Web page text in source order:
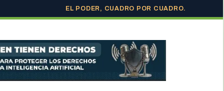
EL PODER, CUADRO POR CUADRO.